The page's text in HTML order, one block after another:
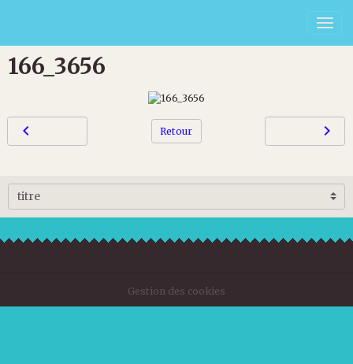
166_3656
Retour
Gestion des cookies